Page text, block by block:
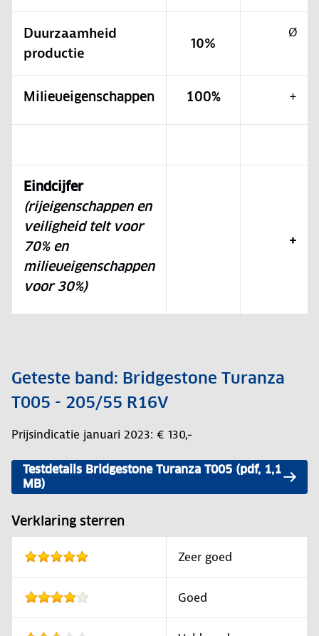
Duurzaamheid
productie
10%
Ø
Milieueigenschappen 100% +
Eindcijfer
(rijeigenschappen en
veiligheid telt voor
70% en
milieueigenschappen
voor 30%)
+
Geteste band: Bridgestone Turanza
T005 - 205/55 R16V
Prijsindicatie januari 2023: € 130,-
Testdetails Bridgestone Turanza T005 (pdf, 1,1
MB)
Verklaring sterren
Zeer goed
Goed